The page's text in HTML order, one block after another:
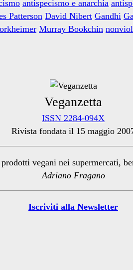
antispecismo e anarchia
Patterson David Nibert Gandhi
Murray Bookchin
Veganzetta
ISSN 2284-094X
Rivista fondata il 15 maggio
vegani nei supermercati,
Adriano Fragano
Iscriviti alla Newsletter